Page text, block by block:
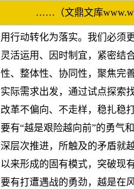
……（文鼎文库
用行动转化为落实。我们必须
灵活运用、因时制宜，紧密结
性、整体性、协同性，聚焦完
实际需求出发，通过试点探索
改革不偏向、不走样，稳扎稳
要有“越是艰险越向前”的勇气
深层次推进，所触及的矛盾就
以来形成的固有模式，突破现
要有打遭遇战的勇劲，越是在